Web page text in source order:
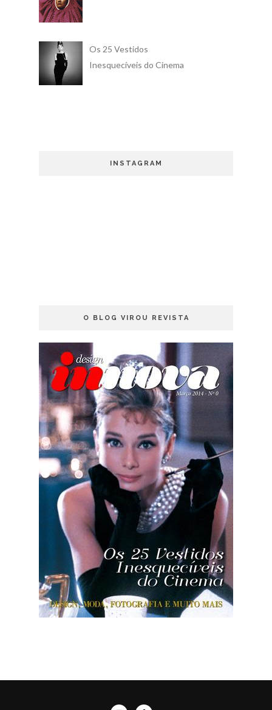
Os 25 Vestidos
Inesquecíveis do Cinema
INSTAGRAM
O BLOG VIROU REVISTA